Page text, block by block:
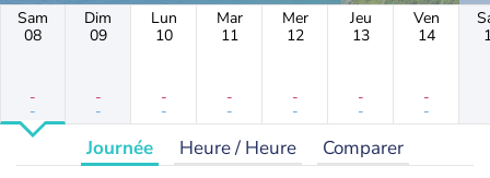
Sam
08
-
-
Dim
09
-
-
Lun
10
-
-
Mar
11
-
-
Mer
12
-
-
Jeu
13
-
-
Ven
14
-
-
Journée Heure / Heure Comparer